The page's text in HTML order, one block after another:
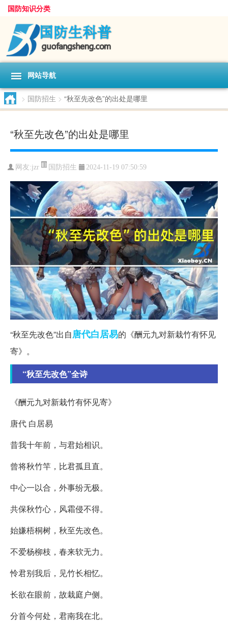
国防知识分类
网站导航
> 国防招生 > “秋至先改色”的出处是哪里
“秋至先改色”的出处是哪里
网友:jzr 国防招生 2024-11-19 07:50:59
“秋至先改色”出自唐代白居易的《酬元九对新栽竹有怀见
寄》。
“秋至先改色”全诗
《酬元九对新栽竹有怀见寄》
唐代 白居易
昔我十年前，与君始相识。
曾将秋竹竿，比君孤且直。
中心一以合，外事纷无极。
共保秋竹心，风霜侵不得。
始嫌梧桐树，秋至先改色。
不爱杨柳枝，春来软无力。
怜君别我后，见竹长相忆。
长欲在眼前，故栽庭户侧。
分首今何处，君南我在北。